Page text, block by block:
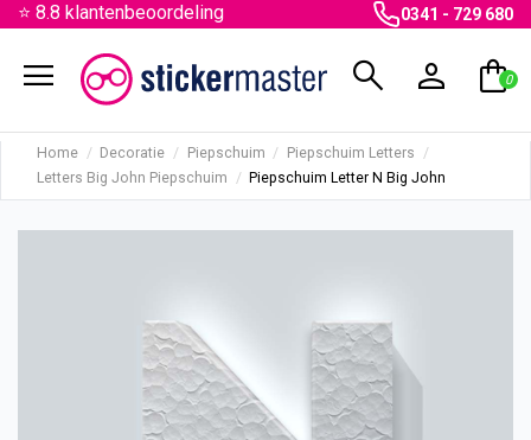
⭐ 8.8 klantenbeoordeling 0341 - 729 680
menu search person shopping_bag
0
Home Decoratie Piepschuim
Piepschuim Letters
Letters Big John Piepschuim
Piepschuim Letter N Big John